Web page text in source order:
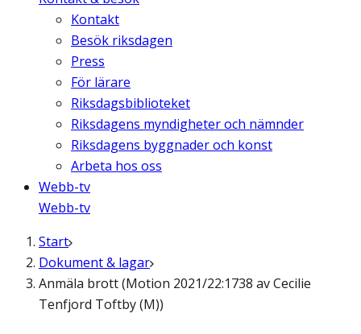
Kontakt
Besök riksdagen
Press
För lärare
Riksdagsbiblioteket
Riksdagens myndigheter och nämnder
Riksdagens byggnader och konst
Arbeta hos oss
Webb-tv
Webb-tv
Start
Dokument & lagar
Anmäla brott (Motion 2021/22:1738 av Cecilie
Tenfjord Toftby (M))